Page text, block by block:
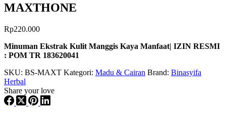
MAXTHONE
Rp220.000
Minuman Ekstrak Kulit Manggis Kaya Manfaat| IZIN RESMI
: POM TR 183620041
SKU: BS-MAXT Kategori: Madu & Cairan Brand: Binasyifa
Herbal
Share your love